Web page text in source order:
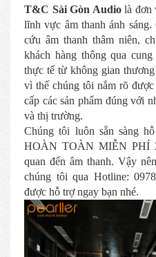
T&C Sài Gòn Audiolà đơn
lĩnh vực âm thanh ánh
cứu âm thanh thâm niên,
khách hàng thông qua
thực tế từ không gian
vì thế chúng tôi nắm rõ
cấp các sản phẩm đúng với
và thị trường.
Chúng tôi luôn sẵn sàng
HOÀN TOÀN MIỄN PHÍ
quan đến âm thanh. Vậy
chúng tôi qua Hotline:
được hỗ trợ ngay bạn nhé.